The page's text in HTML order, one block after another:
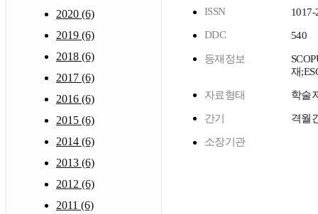
2020 (6)
2019 (6)
2018 (6)
2017 (6)
2016 (6)
2015 (6)
2014 (6)
2013 (6)
2012 (6)
2011 (6)
ISSN
1017-
DDC
540
등재정보
재
자료형태 학술
간기 격월
소장기관